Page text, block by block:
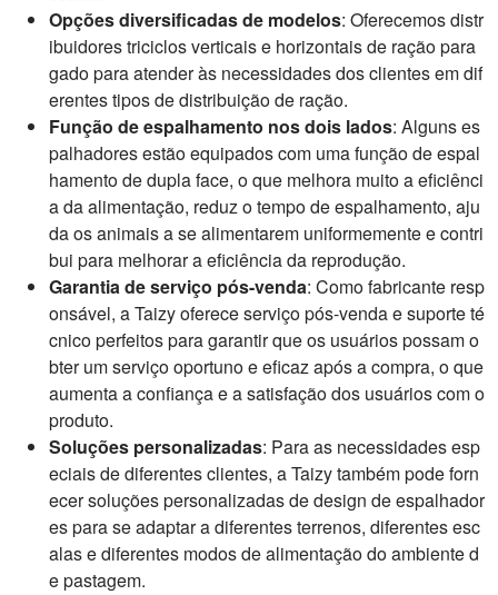
Opções diversificadas de modelos: Oferecemos distr
ibuidores triciclos verticais e horizontais de ração para
gado para atender às necessidades dos clientes em dif
erentes tipos de distribuição de ração.
Função de espalhamento nos dois lados: Alguns es
palhadores estão equipados com uma função de espal
hamento de dupla face, o que melhora muito a eficiênci
a da alimentação, reduz o tempo de espalhamento, aju
da os animais a se alimentarem uniformemente e contri
bui para melhorar a eficiência da reprodução.
Garantia de serviço pós-venda: Como fabricante resp
onsável, a Taizy oferece serviço pós-venda e suporte té
cnico perfeitos para garantir que os usuários possam o
bter um serviço oportuno e eficaz após a compra, o que
aumenta a confiança e a satisfação dos usuários com o
produto.
Soluções personalizadas: Para as necessidades esp
eciais de diferentes clientes, a Taizy também pode forn
ecer soluções personalizadas de design de espalhador
es para se adaptar a diferentes terrenos, diferentes esc
alas e diferentes modos de alimentação do ambiente d
e pastagem.